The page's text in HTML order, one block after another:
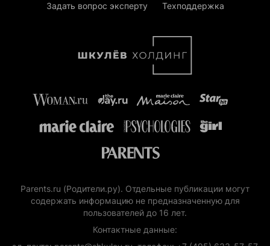
Задать вопрос эксперту
Техподдержка
Parents.ru (Родители.ру). Отдельные публикации могут
содержать информацию не предназначенную для
пользователей до 16 лет.
Контактные данные: